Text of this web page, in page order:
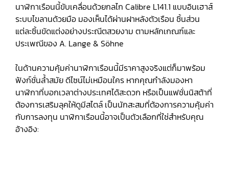
นาฬิกาเรือนนี้ขับเคลื่อนด้วยกลไก Calibre L141.1 แบบอินเฮาส์
ระบบไขลานด้วยมือ มองเห็นได้ผ่านฝาหลังตัวเรือน ชิ้นส่วน
แต่ละชิ้นขัดแต่งอย่างประณีตสวยงาม ตามหลักเกณฑ์และ
ประเพณีของ A. Lange & Söhne
ในด้านความคุ้มค่านาฬิกาเรือนนี้มีราคาสูงจริงแต่ก็มาพร้อม
ฟังก์ชั่นล้ำสมัย ดีไซน์ไม่เหมือนใคร หากคุณกำลังมองหา
นาฬิกาที่บอกเวลาต่างประเทศได้สะดวก หรือเป็นแฟชั่นนิสต้าที่
ต้องการเสริมลุคให้ดูมีสไตล์ เป็นนักสะสมที่ต้องการความคุ้มค่า
กับการลงทุน นาฬิกาเรือนนี้อาจเป็นตัวเลือกที่ใช่สำหรับคุณ
อ้างอิง: